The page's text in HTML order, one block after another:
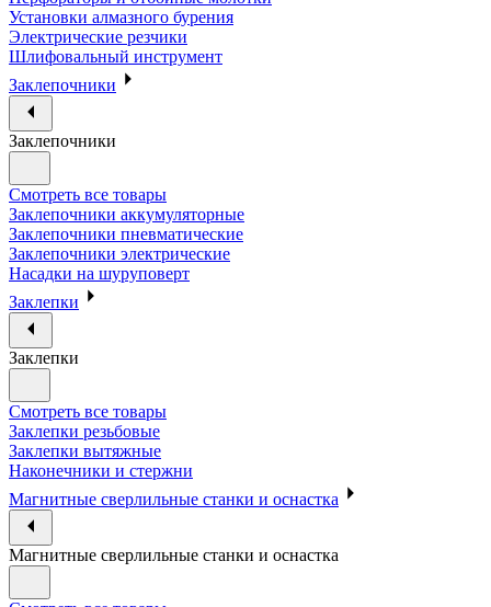
Установки алмазного бурения
Электрические резчики
Шлифовальный инструмент
Заклепочники
Заклепочники
Смотреть все товары
Заклепочники аккумуляторные
Заклепочники пневматические
Заклепочники электрические
Насадки на шуруповерт
Заклепки
Заклепки
Смотреть все товары
Заклепки резьбовые
Заклепки вытяжные
Наконечники и стержни
Магнитные сверлильные станки и оснастка
Магнитные сверлильные станки и оснастка